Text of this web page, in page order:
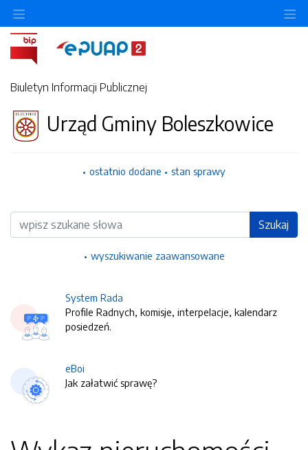
Biuletyn Informacji Publicznej
Urząd Gminy Boleszkowice
ostatnio dodane stan sprawy
Wyszukiwarka Szukaj
wyszukiwanie zaawansowane
System Rada
Profile Radnych, komisje, interpelacje, kalendarz
posiedzeń.
eBoi
Jak załatwić sprawę?